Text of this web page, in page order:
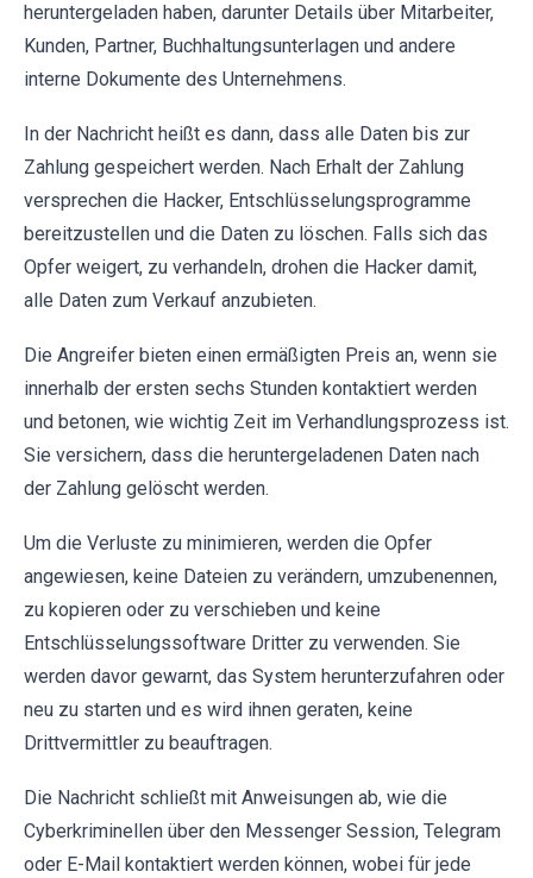
heruntergeladen haben, darunter Details über Mitarbeiter,
Kunden, Partner, Buchhaltungsunterlagen und andere
interne Dokumente des Unternehmens.
In der Nachricht heißt es dann, dass alle Daten bis zur
Zahlung gespeichert werden. Nach Erhalt der Zahlung
versprechen die Hacker, Entschlüsselungsprogramme
bereitzustellen und die Daten zu löschen. Falls sich das
Opfer weigert, zu verhandeln, drohen die Hacker damit,
alle Daten zum Verkauf anzubieten.
Die Angreifer bieten einen ermäßigten Preis an, wenn sie
innerhalb der ersten sechs Stunden kontaktiert werden
und betonen, wie wichtig Zeit im Verhandlungsprozess ist.
Sie versichern, dass die heruntergeladenen Daten nach
der Zahlung gelöscht werden.
Um die Verluste zu minimieren, werden die Opfer
angewiesen, keine Dateien zu verändern, umzubenennen,
zu kopieren oder zu verschieben und keine
Entschlüsselungssoftware Dritter zu verwenden. Sie
werden davor gewarnt, das System herunterzufahren oder
neu zu starten und es wird ihnen geraten, keine
Drittvermittler zu beauftragen.
Die Nachricht schließt mit Anweisungen ab, wie die
Cyberkriminellen über den Messenger Session, Telegram
oder E-Mail kontaktiert werden können, wobei für jede